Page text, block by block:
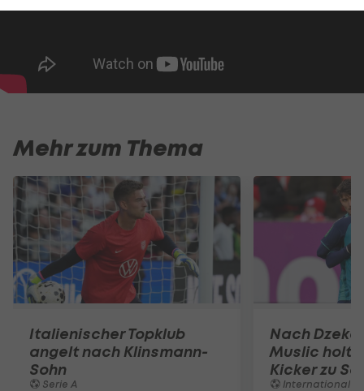
Mehr zum Thema
Italienischer Topklub
angelt nach Klinsmann-
Sohn
Serie A
Nach
Muslic holt
Kicker zu
International